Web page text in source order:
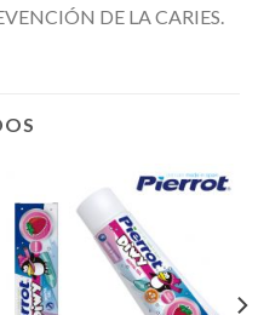
DE LA CARIES.